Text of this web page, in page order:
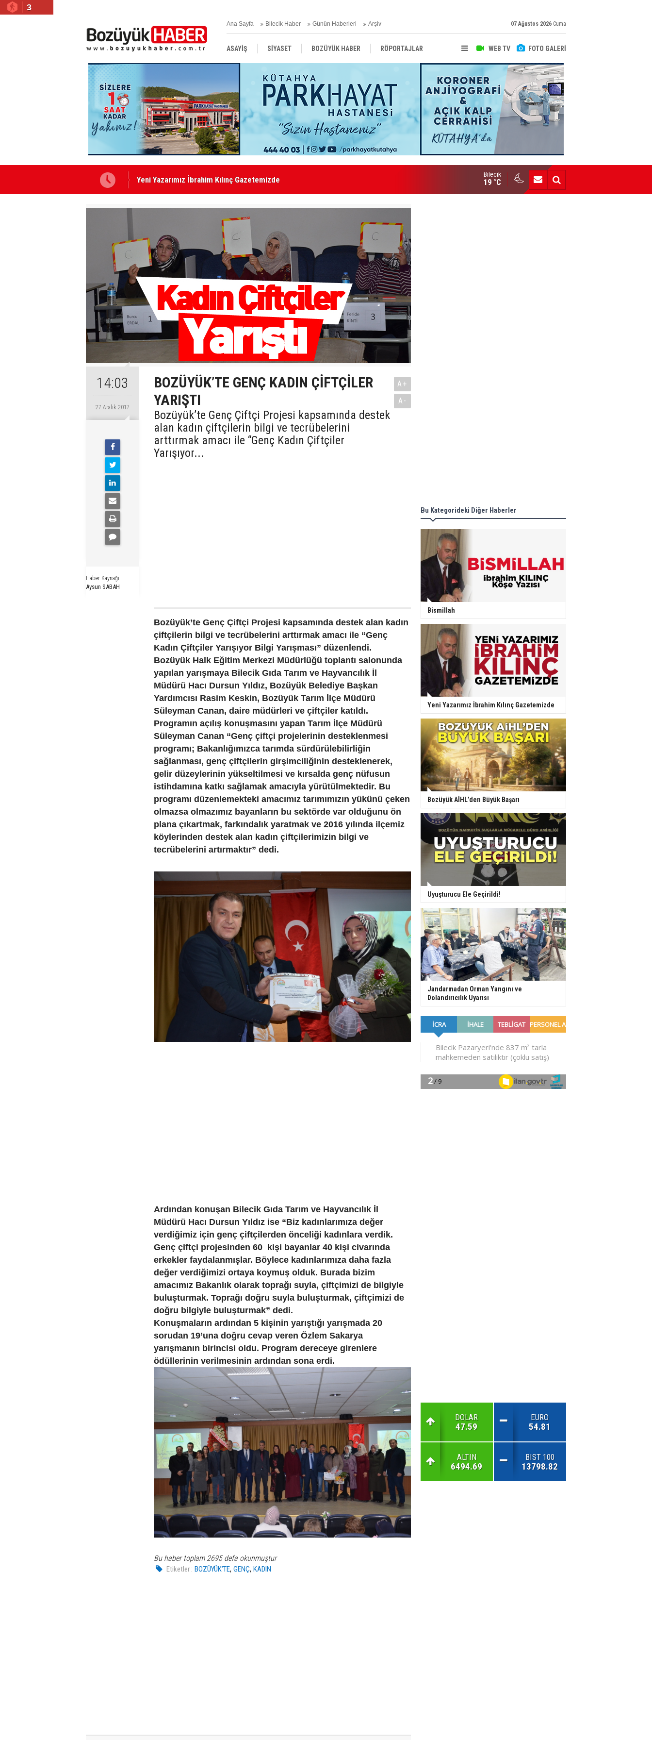
3
Ana Sayfa Bilecik Haber Günün Haberleri Arşiv 07 Ağustos 2026 Cuma
WEB TV FOTO GALERİ
ASAYİŞ SİYASET BOZÜYÜK HABER RÖPORTAJLAR
RESMİ İLANLAR
Yeni Yazarımız İbrahim Kılınç Gazetemizde Bozüyük AİHL’den Büyük Başarı
Bilecik
19 °C
14:03
27 Aralık 2017
Haber Kaynağı
Aysun SABAH
BOZÜYÜK’TE GENÇ KADIN ÇİFTÇİLER
YARIŞTI
Bozüyük’te Genç Çiftçi Projesi kapsamında destek
alan kadın çiftçilerin bilgi ve tecrübelerini
arttırmak amacı ile “Genç Kadın Çiftçiler
Yarışıyor...
A+
A-
Bozüyük’te Genç Çiftçi Projesi kapsamında destek alan kadın
çiftçilerin bilgi ve tecrübelerini arttırmak amacı ile “Genç
Kadın Çiftçiler Yarışıyor Bilgi Yarışması” düzenlendi.
Bozüyük Halk Eğitim Merkezi Müdürlüğü toplantı salonunda
yapılan yarışmaya Bilecik Gıda Tarım ve Hayvancılık İl
Müdürü Hacı Dursun Yıldız, Bozüyük Belediye Başkan
Yardımcısı Rasim Keskin, Bozüyük Tarım İlçe Müdürü
Süleyman Canan, daire müdürleri ve çiftçiler katıldı.
Programın açılış konuşmasını yapan Tarım İlçe Müdürü
Süleyman Canan “Genç çiftçi projelerinin desteklenmesi
programı; Bakanlığımızca tarımda sürdürülebilirliğin
sağlanması, genç çiftçilerin girşimciliğinin desteklenerek,
gelir düzeylerinin yükseltilmesi ve kırsalda genç nüfusun
istihdamına katkı sağlamak amacıyla yürütülmektedir. Bu
programı düzenlemekteki amacımız tarımımızın yükünü çeken
olmazsa olmazımız bayanların bu sektörde var olduğunu ön
plana çıkartmak, farkındalık yaratmak ve 2016 yılında ilçemiz
köylerinden destek alan kadın çiftçilerimizin bilgi ve
tecrübelerini artırmaktır” dedi.
Ardından konuşan Bilecik Gıda Tarım ve Hayvancılık İl
Müdürü Hacı Dursun Yıldız ise “Biz kadınlarımıza değer
verdiğimiz için genç çiftçilerden önceliği kadınlara verdik.
Genç çiftçi projesinden 60 kişi bayanlar 40 kişi civarında
erkekler faydalanmışlar. Böylece kadınlarımıza daha fazla
değer verdiğimizi ortaya koymuş olduk. Burada bizim
amacımız Bakanlık olarak toprağı suyla, çiftçimizi de bilgiyle
buluşturmak. Toprağı doğru suyla buluşturmak, çiftçimizi de
doğru bilgiyle buluşturmak” dedi.
Konuşmaların ardından 5 kişinin yarıştığı yarışmada 20
sorudan 19’una doğru cevap veren Özlem Sakarya
yarışmanın birincisi oldu. Program dereceye girenlere
ödüllerinin verilmesinin ardından sona erdi.
Bu haber toplam 2695 defa okunmuştur
Etiketler : BOZÜYÜK’TE,GENÇ,KADIN
Bu Kategorideki Diğer Haberler
Bismillah
Yeni Yazarımız İbrahim Kılınç Gazetemizde
Bozüyük AİHL’den Büyük Başarı
Uyuşturucu Ele Geçirildi!
Jandarmadan Orman Yangını ve
Dolandırıcılık Uyarısı
DOLAR
47.59
EURO
54.81
ALTIN
6494.69
BIST 100
13798.82